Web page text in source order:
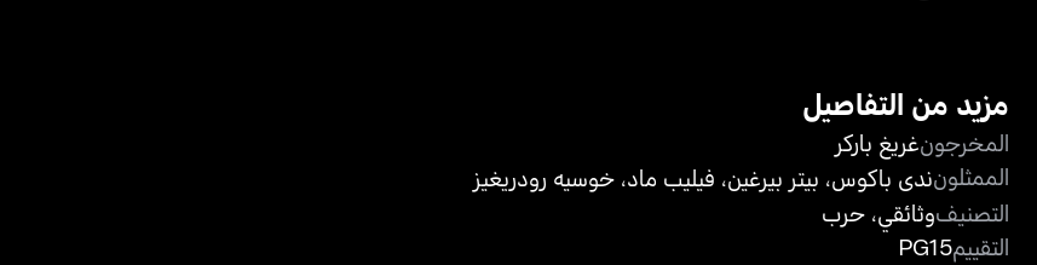
مزيد من التفاصيل
المخرجونغريغ باركر
الممثلونندى باكوس، بيتر بيرغين، فيليب ماد، خوسيه رودريغيز
التصنيفوثائقي، حرب
التقييمPG15